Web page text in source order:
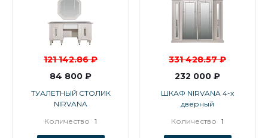
121 142.86 ₽
84 800 ₽
ТУАЛЕТНЫЙ СТОЛИК
NIRVANA
Количество 1
331 428.57 ₽
232 000 ₽
ШКАФ NIRVANA 4-х
дверный
Количество 1